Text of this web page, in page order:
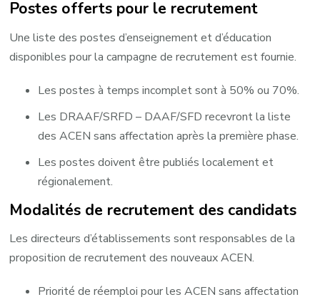
Postes offerts pour le recrutement
Une liste des postes d’enseignement et d’éducation
disponibles pour la campagne de recrutement est fournie. ​
Les postes à temps incomplet sont à 50% ou 70%. ​
Les DRAAF/SRFD – DAAF/SFD recevront la liste
des ACEN sans affectation après la première phase. ​
Les postes doivent être publiés localement et
régionalement.
Modalités de recrutement des candidats
Les directeurs d’établissements sont responsables de la
proposition de recrutement des nouveaux ACEN.
Priorité de réemploi pour les ACEN sans affectation